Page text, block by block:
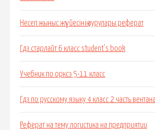
Несеп жыныс жүйесінің аурулары реферат
Гдз старлайт 6 класс student's book
Учебник по орксэ 5-11 класс
Гдз по русскому языку 4 класс 2 часть
Реферат на тему логистика на предприятии